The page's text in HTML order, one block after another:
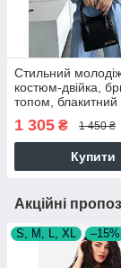
Стильний
костюм-двійка,
топом, блакитний
1 305 ₴ 1 450 ₴
Купити
Акційні
S, M, L, XL –15%